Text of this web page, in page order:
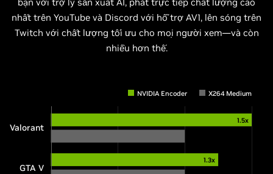
nhất trên YouTube và Discord với hỗ trợ AV1, lên sóng trên
Twitch với chất lượng tối ưu cho mọi người xem—và còn
nhiều hơn thế.
NVIDIA Encoder X264 Medium
1.5x
1.3x
Valorant
GTA V